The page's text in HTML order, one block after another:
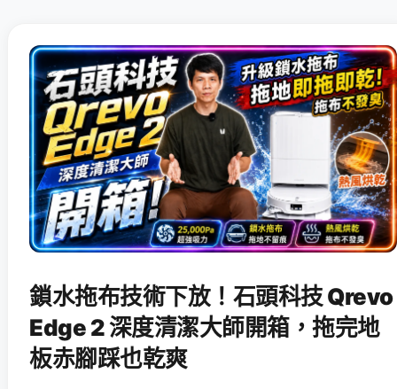
鎖水拖布技術下放！石頭科技 Qrevo
Edge 2 深度清潔大師開箱，拖完地
板赤腳踩也乾爽